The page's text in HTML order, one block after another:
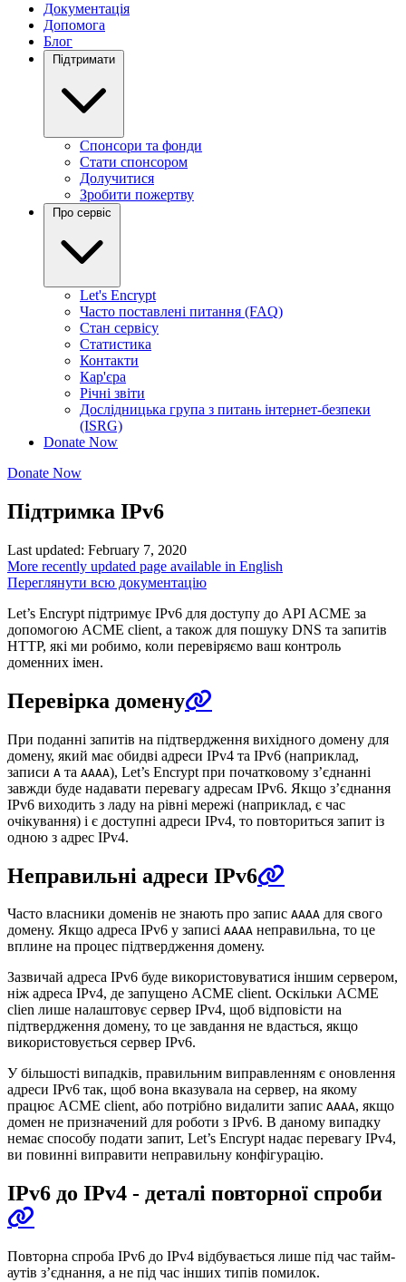
Документація
Допомога
Блог
Підтримати
Спонсори та фонди
Стати спонсором
Долучитися
Зробити пожертву
Про сервіс
Let's Encrypt
Часто поставлені питання (FAQ)
Стан сервісу
Статистика
Контакти
Кар'єра
Річні звіти
Дослідницька група з питань інтернет-безпеки
(ISRG)
Donate Now
Donate Now
Підтримка IPv6
Last updated: February 7, 2020
More recently updated page available in English
Переглянути всю документацію
Let’s Encrypt підтримує IPv6 для доступу до API ACME за
допомогою ACME client, а також для пошуку DNS та запитів
HTTP, які ми робимо, коли перевіряємо ваш контроль
доменних імен.
Перевірка домену
При поданні запитів на підтвердження вихідного домену для
домену, який має обидві адреси IPv4 та IPv6 (наприклад,
записи A та AAAA), Let’s Encrypt при початковому з’єднанні
завжди буде надавати перевагу адресам IPv6. Якщо з’єднання
IPv6 виходить з ладу на рівні мережі (наприклад, є час
очікування) і є доступні адреси IPv4, то повториться запит із
одною з адрес IPv4.
Неправильні адреси IPv6
Часто власники доменів не знають про запис AAAA для свого
домену. Якщо адреса IPv6 у записі AAAA неправильна, то це
вплине на процес підтвердження домену.
Зазвичай адреса IPv6 буде використовуватися іншим сервером,
ніж адреса IPv4, де запущено ACME client. Оскільки ACME
clien лише налаштовує сервер IPv4, щоб відповісти на
підтвердження домену, то це завдання не вдасться, якщо
використовується сервер IPv6.
У більшості випадків, правильним виправленням є оновлення
адреси IPv6 так, щоб вона вказувала на сервер, на якому
працює ACME client, або потрібно видалити запис AAAA, якщо
домен не призначений для роботи з IPv6. В даному випадку
немає способу подати запит, Let’s Encrypt надає перевагу IPv4,
ви повинні виправити неправильну конфігурацію.
IPv6 до IPv4 - деталі повторної спроби
Повторна спроба IPv6 до IPv4 відбувається лише під час тайм-
аутів з’єднання, а не під час інших типів помилок.